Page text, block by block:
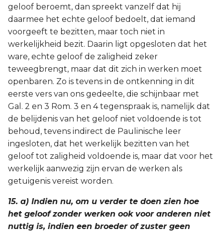
geloof beroemt, dan spreekt vanzelf dat hij
daarmee het echte geloof bedoelt, dat iemand
voorgeeft te bezitten, maar toch niet in
werkelijkheid bezit. Daarin ligt opgesloten dat het
ware, echte geloof de zaligheid zeker
teweegbrengt, maar dat dit zich in werken moet
openbaren. Zo is tevens in de ontkenning in dit
eerste vers van ons gedeelte, die schijnbaar met
Gal. 2 en 3 Rom. 3 en 4 tegenspraak is, namelijk dat
de belijdenis van het geloof niet voldoende is tot
behoud, tevens indirect de Paulinische leer
ingesloten, dat het werkelijk bezitten van het
geloof tot zaligheid voldoende is, maar dat voor het
werkelijk aanwezig zijn ervan de werken als
getuigenis vereist worden.
15. a) Indien nu, om u verder te doen zien hoe
het geloof zonder werken ook voor anderen niet
nuttig is, indien een broeder of zuster geen